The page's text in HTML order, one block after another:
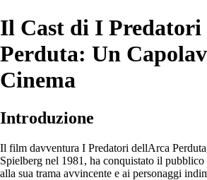
Il Cast di I Predatori
Perduta: Un
Cinema
Introduzione
Il film davventura I Predatori dellArca
Spielberg nel 1981, ha conquistato il
alla sua trama avvincente e ai personaggi